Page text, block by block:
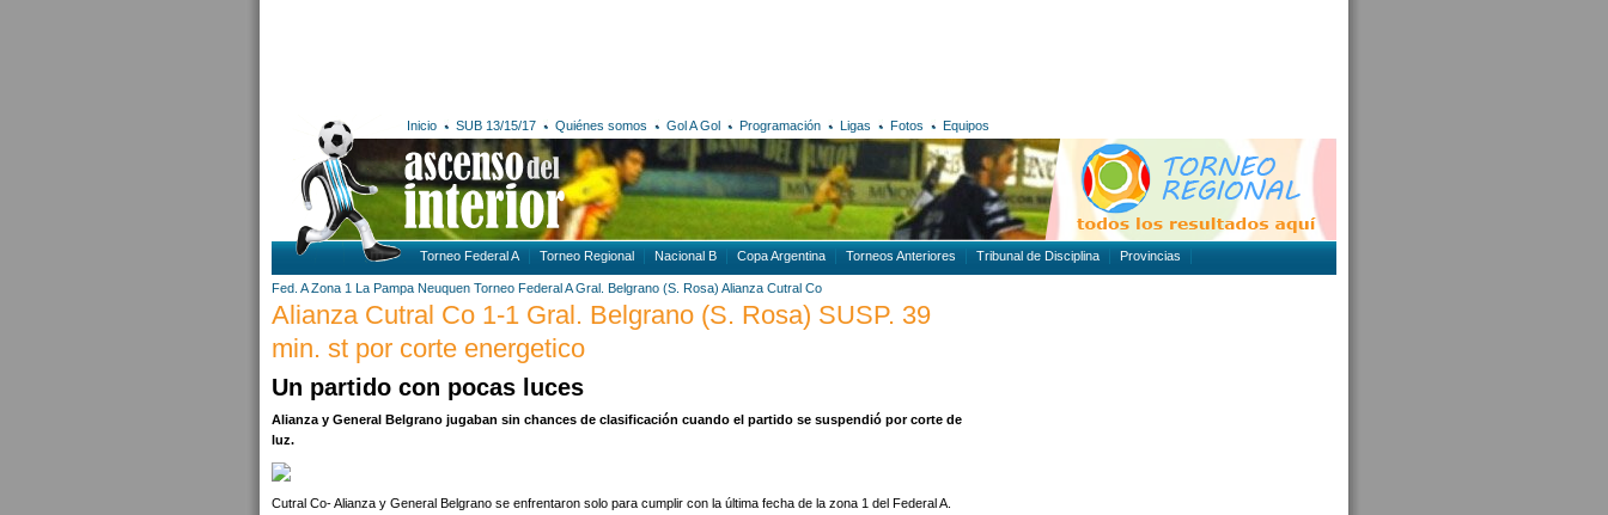
Inicio SUB 13/15/17 Quiénes somos Gol A Gol Programación Ligas Fotos Equipos
Torneo Federal A Torneo Regional Nacional B Copa Argentina Torneos Anteriores Tribunal de Disciplina Provincias
Fed. A Zona 1 La Pampa Neuquen Torneo Federal A Gral. Belgrano (S. Rosa) Alianza Cutral Co
Alianza Cutral Co 1-1 Gral. Belgrano (S. Rosa) SUSP. 39
min. st por corte energetico
Un partido con pocas luces
Alianza y General Belgrano jugaban sin chances de clasificación cuando el partido se suspendió por corte de
luz.
Cutral Co- Alianza y General Belgrano se enfrentaron solo para cumplir con la última fecha de la zona 1 del Federal A.